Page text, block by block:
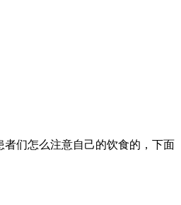
们怎么注意自己的饮食的，下面